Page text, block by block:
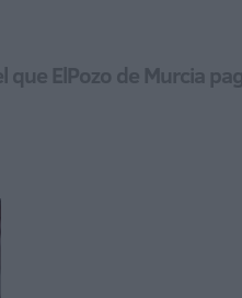
ElPozo de Murcia